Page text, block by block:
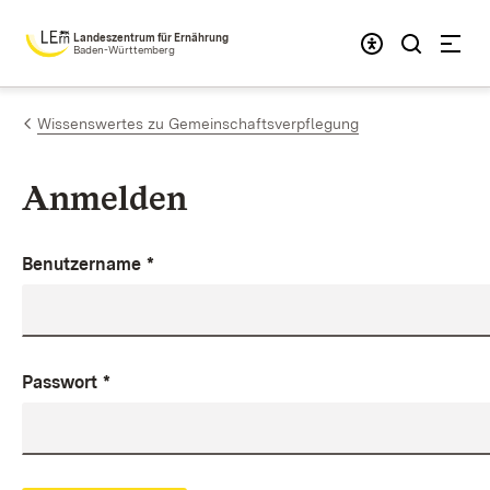
Zum Inhalt springen
Landeszentrum für Ernährung
Baden-Württemberg
Wissenswertes zu Gemeinschaftsverpflegung
Anmelden
Benutzername *
Passwort *